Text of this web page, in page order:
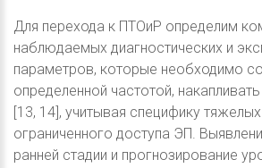
Для перехода к ПТОиР определим
наблюдаемых диагностических и
параметров, которые необходимо
определенной частотой,
[13, 14], учитывая специфику
ограниченного доступа ЭП.
ранней стадии и прогнозирование